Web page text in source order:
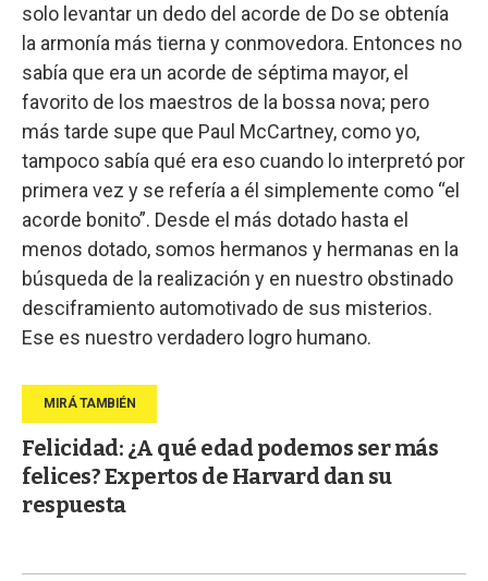
solo levantar un dedo del acorde de Do se obtenía
la armonía más tierna y conmovedora. Entonces no
sabía que era un acorde de séptima mayor, el
favorito de los maestros de la bossa nova; pero
más tarde supe que Paul McCartney, como yo,
tampoco sabía qué era eso cuando lo interpretó por
primera vez y se refería a él simplemente como “el
acorde bonito”. Desde el más dotado hasta el
menos dotado, somos hermanos y hermanas en la
búsqueda de la realización y en nuestro obstinado
desciframiento automotivado de sus misterios.
Ese es nuestro verdadero logro humano.
Felicidad: ¿A qué edad podemos ser más
felices? Expertos de Harvard dan su
respuesta